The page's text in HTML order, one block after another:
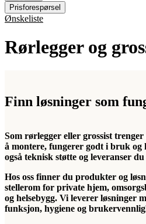
Prisforespørsel
Ønskeliste
Rørlegger og
Finn løsninger som
Som rørlegger eller grossist
å montere, fungerer godt i bruk
også teknisk støtte og leveranser
Hos oss finner du produkter og
stellerom for private hjem,
og helsebygg. Vi leverer løsninger
funksjon, hygiene og